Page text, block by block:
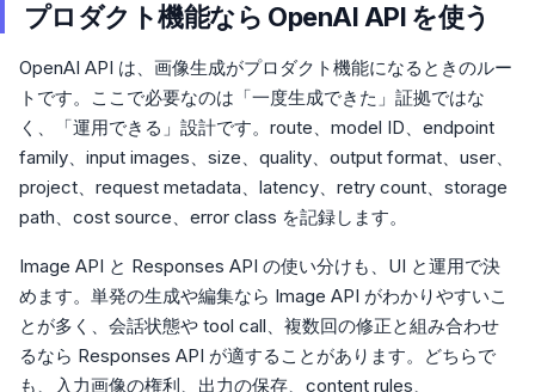
プロダクト機能なら OpenAI API を使う
OpenAI API は、画像生成がプロダクト機能になるときのルー
トです。ここで必要なのは「一度生成できた」証拠ではな
く、「運用できる」設計です。route、model ID、endpoint
family、input images、size、quality、output format、user、
project、request metadata、latency、retry count、storage
path、cost source、error class を記録します。
Image API と Responses API の使い分けも、UI と運用で決
めます。単発の生成や編集なら Image API がわかりやすいこ
とが多く、会話状態や tool call、複数回の修正と組み合わせ
るなら Responses API が適することがあります。どちらで
も、入力画像の権利、出力の保存、content rules、